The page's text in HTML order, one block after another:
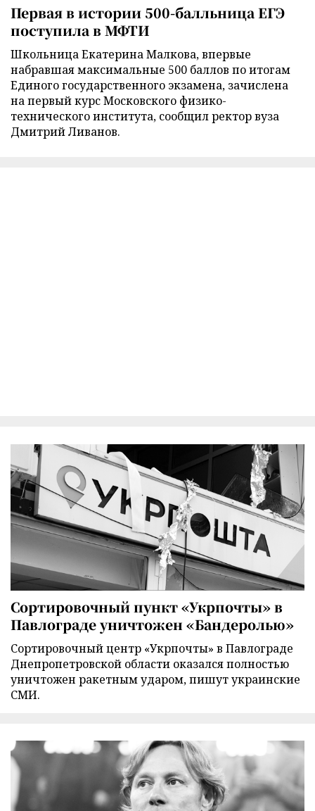
Первая в истории 500-балльница ЕГЭ
поступила в МФТИ
Школьница Екатерина Малкова, впервые
набравшая максимальные 500 баллов по итогам
Единого государственного экзамена, зачислена
на первый курс Московского физико-
технического института, сообщил ректор вуза
Дмитрий Ливанов.
Сортировочный пункт «Укрпочты» в
Павлограде уничтожен «Бандеролью»
Сортировочный центр «Укрпочты» в Павлограде
Днепропетровской области оказался полностью
уничтожен ракетным ударом, пишут украинские
СМИ.